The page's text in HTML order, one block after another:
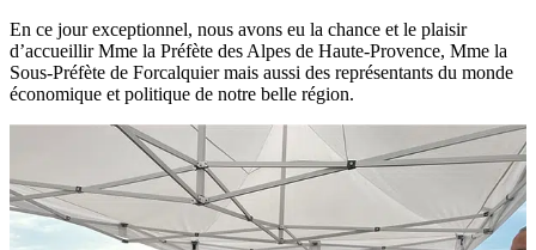
En ce jour exceptionnel, nous avons eu la chance et le plaisir
d’accueillir Mme la Préfète des Alpes de Haute-Provence, Mme la
Sous-Préfète de Forcalquier mais aussi des représentants du monde
économique et politique de notre belle région.